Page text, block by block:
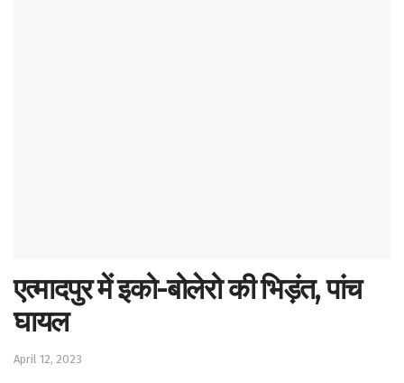
एत्मादपुर में इको-बोलेरो की भिड़ंत, पांच
घायल
April 12, 2023